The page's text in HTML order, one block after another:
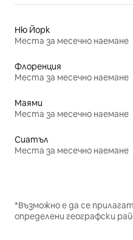
Ню Йорк
Места за месечно наемане
Флоренция
Места за месечно наемане
Маями
Места за месечно наемане
Сиатъл
Места за месечно наемане
*Възможно е да се
определени географски